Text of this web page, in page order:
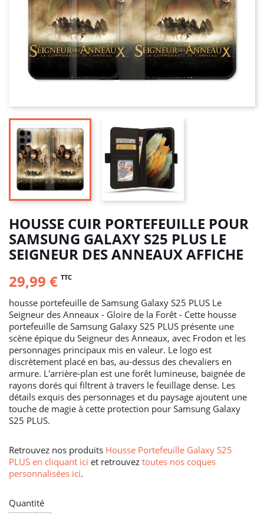
HOUSSE CUIR PORTEFEUILLE POUR
SAMSUNG GALAXY S25 PLUS LE
SEIGNEUR DES ANNEAUX AFFICHE
29,99 € TTC
housse portefeuille de Samsung Galaxy S25 PLUS Le
Seigneur des Anneaux - Gloire de la Forêt - Cette housse
portefeuille de Samsung Galaxy S25 PLUS présente une
scène épique du Seigneur des Anneaux, avec Frodon et les
personnages principaux mis en valeur. Le logo est
discrètement placé en bas, au-dessus des chevaliers en
armure. L'arrière-plan est une forêt lumineuse, baignée de
rayons dorés qui filtrent à travers le feuillage dense. Les
détails exquis des personnages et du paysage ajoutent une
touche de magie à cette protection pour Samsung Galaxy
S25 PLUS.
Retrouvez nos produits Housse Portefeuille Galaxy S25
PLUS en cliquant ici et retrouvez toutes nos coques
personnalisées ici.
Quantité